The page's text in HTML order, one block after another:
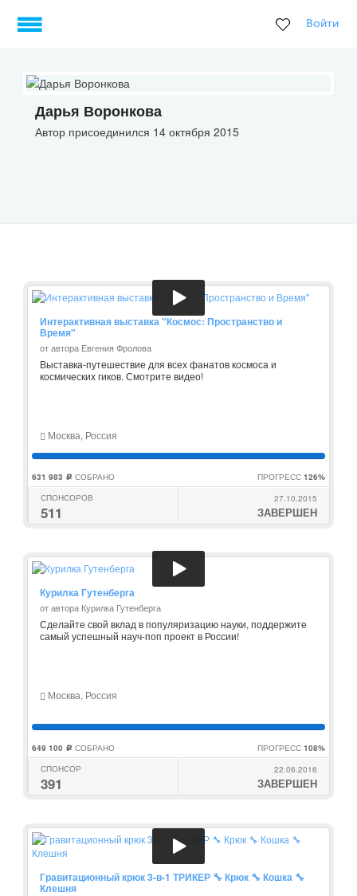
Войти
Дарья Воронкова
Автор присоединился 14 октября 2015
Интерактивная выставка "Космос: Пространство и
Время"
от автора Евгения Фролова
Выставка-путешествие для всех фанатов космоса и
космических гиков. Смотрите видео!
Москва, Россия
631 983 c СОБРАНО ПРОГРЕСС 126%
СПОНСОРОВ
511
27.10.2015
ЗАВЕРШЕН
Курилка Гутенберга
от автора Курилка Гутенберга
Сделайте свой вклад в популяризацию науки, поддержите
самый успешный науч-поп проект в России!
Москва, Россия
649 100 c СОБРАНО ПРОГРЕСС 108%
СПОНСОР
391
22.06.2016
ЗАВЕРШЕН
Гравитационный крюк 3-в-1 ТРИКЕР 🔧 Крюк 🔧 Кошка 🔧
Клешня